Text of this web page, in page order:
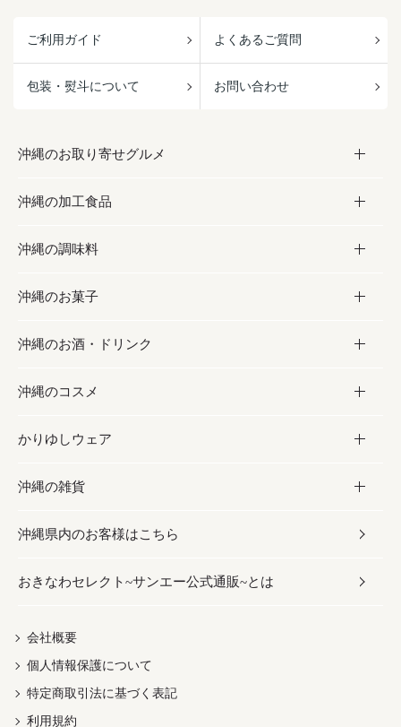
ご利用ガイド よくあるご質問
包装・熨斗について お問い合わせ
沖縄のお取り寄せグルメ
お取り寄せグルメ
フルーツ・野菜
お肉
海産物
沖縄の加工食品
加工食品
缶詰／パウチ
沖縄料理
沖縄そば／乾麺
レトルト食品
乾物／粉類
沖縄の調味料
調味料
砂糖／黒砂糖
塩
お酢／ドレッシング
しょうゆ
みそ
だし／スパイス／島唐辛子
沖縄のお菓子
お菓子
黒糖
ちんすこう
伝統菓子
スナック
おつまみ
紅芋
沖縄のお酒・ドリンク
お酒・ドリンク
泡盛
ビール・チューハイ
ワイン・ウィスキー・カクテル
ドリンク
茶葉
沖縄のコスメ
コスメ
スキンケア
ボディケア
ヘアケア
UVケア
かりゆしウェア
かりゆしウェア
メンズ
レディース
沖縄の雑貨
雑貨
沖縄ファッション
伝統工芸品
沖縄県内のお客様はこちら
おきなわセレクト~サンエー公式通販~とは
会社概要
個人情報保護について
特定商取引法に基づく表記
利用規約